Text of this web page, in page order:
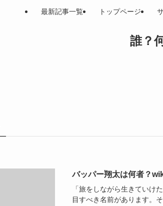
誰？
最新記事一覧 トップページ
バッパー翔太は何者？
「旅をしながら生きていけ
目すべき名前があります。